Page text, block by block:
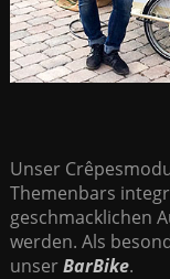
Unser
Themenbars
geschmacklichen
werden. Als
unserBarBike.